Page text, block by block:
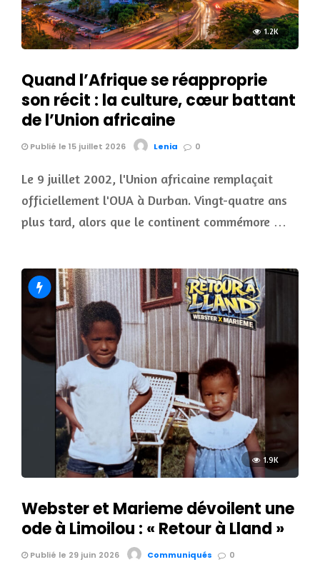
1.2K
Quand l’Afrique se réapproprie
son récit : la culture, cœur battant
de l’Union africaine
Publié le 15 juillet 2026 Lenia 0
Le 9 juillet 2002, l'Union africaine remplaçait
officiellement l'OUA à Durban. Vingt-quatre ans
plus tard, alors que le continent commémore …
1.9K
Webster et Marieme dévoilent une
ode à Limoilou : « Retour à Lland »
Publié le 29 juin 2026 Communiqués 0